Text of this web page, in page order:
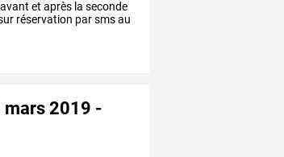
avant et après la seconde
réservation parsmsau
mars 2019 -